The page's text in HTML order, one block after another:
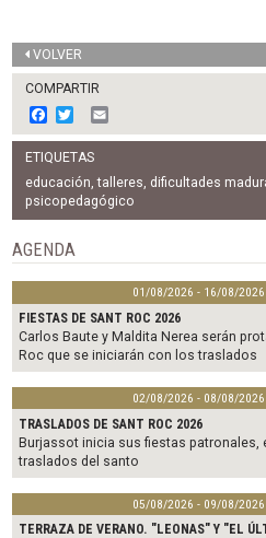
VOLVER
COMPARTIR
F
a
c
e
b
o
o
w
i
t
t
e
r
m
l
ETIQUETAS
educación,talleres, dificultades
psicopedagógico
AGENDA
01/08/2026 - 16/08/2026
FIESTAS DE SANT ROC 2026
Carlos Baute y Maldita Nerea serán
Roc que se iniciarán con los traslados
02/08/2026 - 08/08/2026
TRASLADOS DE SANT ROC 2026
Burjassot inicia sus fiestas patronales,
traslados del santo
05/08/2026 - 09/08/2026
TERRAZA DE VERANO. "LEONAS" Y "EL